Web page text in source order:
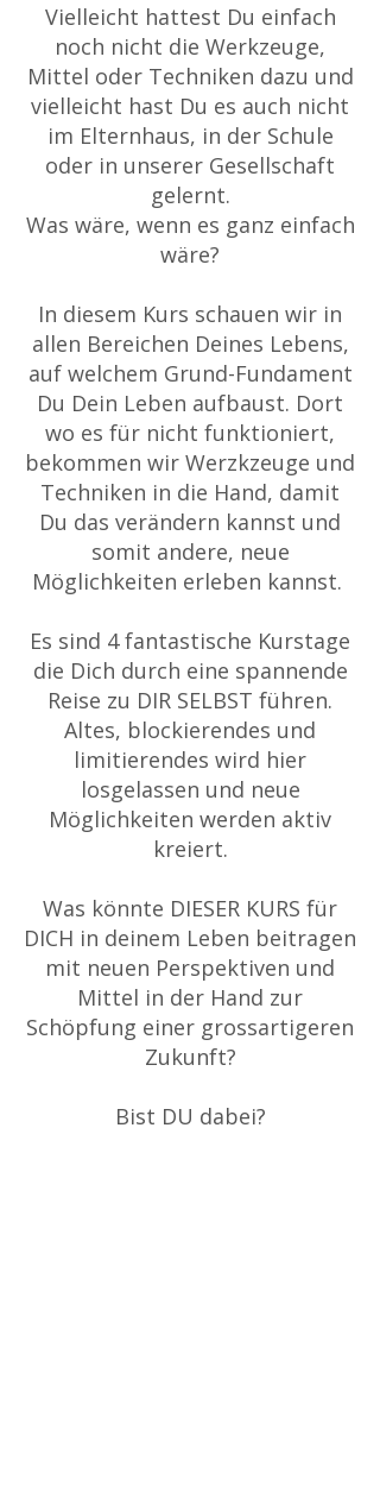
Vielleicht hattest Du einfach
noch nicht die Werkzeuge,
Mittel oder Techniken dazu und
vielleicht hast Du es auch nicht
im Elternhaus, in der Schule
oder in unserer Gesellschaft
gelernt.
Was wäre, wenn es ganz einfach
wäre?
In diesem Kurs schauen wir in
allen Bereichen Deines Lebens,
auf welchem Grund-Fundament
Du Dein Leben aufbaust. Dort
wo es für nicht funktioniert,
bekommen wir Werzkzeuge und
Techniken in die Hand, damit
Du das verändern kannst und
somit andere, neue
Möglichkeiten erleben kannst.
Es sind 4 fantastische Kurstage
die Dich durch eine spannende
Reise zu DIR SELBST führen.
Altes, blockierendes und
limitierendes wird hier
losgelassen und neue
Möglichkeiten werden aktiv
kreiert.
Was könnte DIESER KURS für
DICH in deinem Leben beitragen
mit neuen Perspektiven und
Mittel in der Hand zur
Schöpfung einer grossartigeren
Zukunft?
Bist DU dabei?